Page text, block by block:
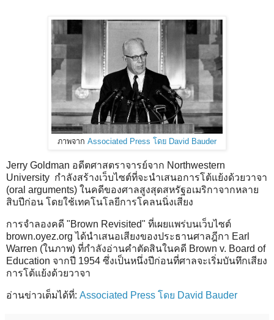
ภาพจาก Associated Press โดย David Bauder
Jerry Goldman อดีตศาสตราจารย์จาก Northwestern
University กำลังสร้างเว็บไซต์ที่จะนำเสนอการโต้แย้งด้วยวาจา
(oral arguments) ในคดีของศาลสูงสุดสหรัฐอเมริกาจากหลาย
สิบปีก่อน โดยใช้เทคโนโลยีการโคลนนิ่งเสียง
การจำลองคดี "Brown Revisited" ที่เผยแพร่บนเว็บไซต์
brown.oyez.org ได้นำเสนอเสียงของประธานศาลฎีกา Earl
Warren (ในภาพ) ที่กำลังอ่านคำตัดสินในคดี Brown v. Board of
Education จากปี 1954 ซึ่งเป็นหนึ่งปีก่อนที่ศาลจะเริ่มบันทึกเสียง
การโต้แย้งด้วยวาจา
อ่านข่าวเต็มได้ที่: Associated Press โดย David Bauder